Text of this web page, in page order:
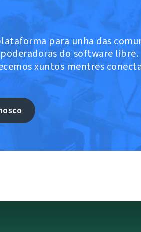
para unha das
do software libre.
xuntos mentres